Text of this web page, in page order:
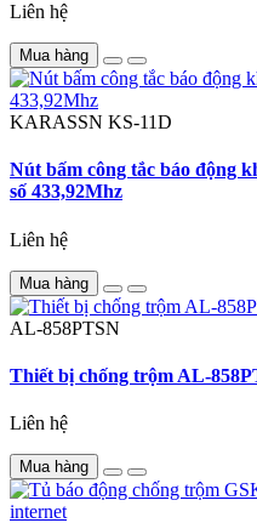
Liên hệ
Mua hàng
KARASSN KS-11D
Nút bấm công tắc báo động
số 433,92Mhz
Liên hệ
Mua hàng
AL-858PTSN
Thiết bị chống trộm AL-
Liên hệ
Mua hàng